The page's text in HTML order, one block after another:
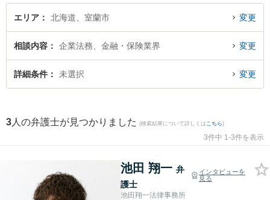
細かな分野での絞り込み検索もでき便利です。特に池田翔一法律事務所の池田
翔一弁護士や弁護士法人北海道みらい法律事務所の菊地 俊邦弁護士、弁護士法
界のトラブルを今すぐに弁護士に相談したい』『金融・保険業界のトラブル解
決の実績豊富な近くの弁護士を検索したい』『初回相談無料で金融・保険業界
を法律相談できる室蘭市内の弁護士に相談予約したい』などでお困りの相談者
エリア 北海道、室蘭市 変更
相談内容 企業法務、金融・保険業界 変更
詳細条件 未選択 変更
3 人の弁護士が見つかりました (検索結果について詳しくは こちら)
3件中 1-3件を表示
池田 翔一 弁
護士
インタビューを
見る
池田翔一法律事務所